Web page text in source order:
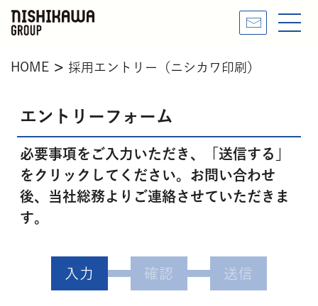
HOME 採用エントリー（ニシカワ印刷）
エントリーフォーム
必要事項をご入力いただき、「送信する」
をクリックしてください。お問い合わせ
後、当社総務よりご連絡させていただきま
す。
入力 確認 送信